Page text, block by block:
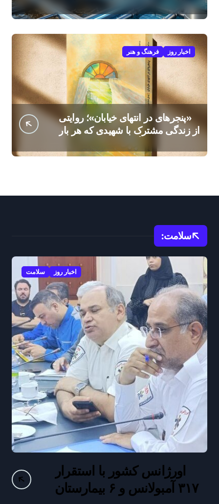
اخبار روز فرهنگ و هنر
«پنجرهای در انتهای خیابان»؛ روایتی
از زندگی مشترک با شهیدی که هر بار
سلامت:
اخبار روز سلامت
فرماندار آوج: تکمیل درمانگاه
تخصصی آبگرم نقش مهمی